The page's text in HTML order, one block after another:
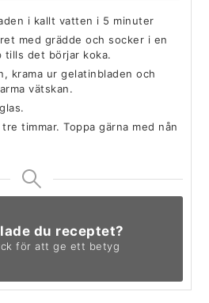
i kallt vatten i 5 minuter
med grädde och socker i en
tills det börjar koka.
krama ur gelatinbladen och
vätskan.
timmar. Toppa gärna med nån
du receptet?
för att ge ett betyg